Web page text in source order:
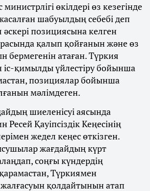
өкілдері өз кезегінде
шабуылдың себебі деп
позициясына келген
қалып қойғанын және өз
бермегенін атаған. Түркия
іс-қимылды үйлестіру бойынша
позициялар бойынша
мәлімдеген.
шиеленісуі аясында
Қауіпсіздік Кеңесінің
жедел кеңес өткізген.
жағдайдың күрт
соңғы күндердің
Түркиямен
жалғасуын қолдайтынын атап